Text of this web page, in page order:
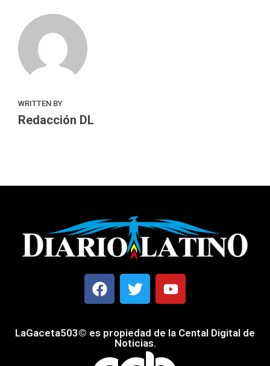
WRITTEN BY
Redacción DL
LaGaceta503© es propiedad de la Cental Digital de
Noticias.